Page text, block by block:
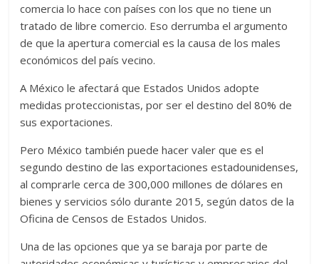
comercia lo hace con países con los que no tiene un
tratado de libre comercio. Eso derrumba el argumento
de que la apertura comercial es la causa de los males
económicos del país vecino.
A México le afectará que Estados Unidos adopte
medidas proteccionistas, por ser el destino del 80% de
sus exportaciones.
Pero México también puede hacer valer que es el
segundo destino de las exportaciones estadounidenses,
al comprarle cerca de 300,000 millones de dólares en
bienes y servicios sólo durante 2015, según datos de la
Oficina de Censos de Estados Unidos.
Una de las opciones que ya se baraja por parte de